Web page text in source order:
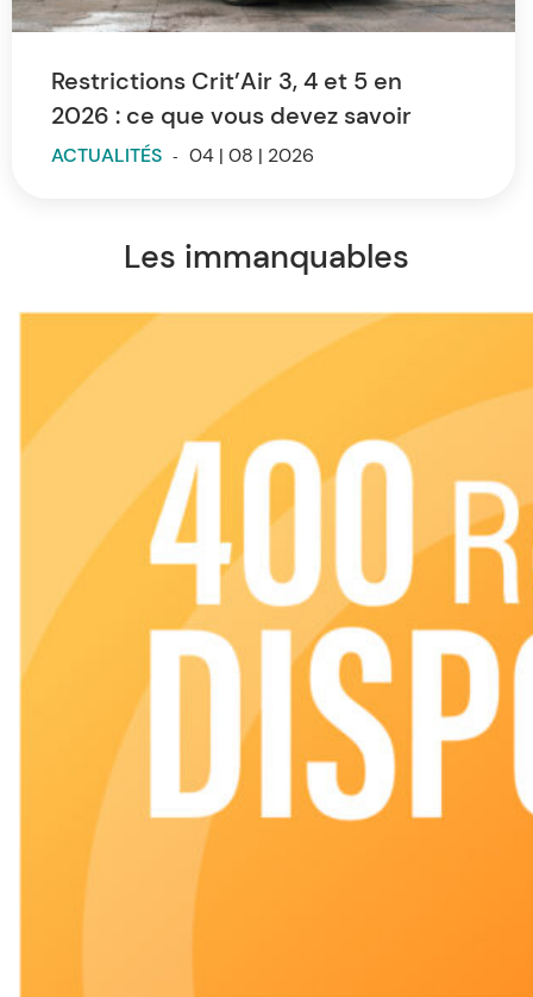
Restrictions Crit’Air 3, 4 et 5 en
2026 : ce que vous devez savoir
ACTUALITÉS - 04 | 08 | 2026
Les immanquables